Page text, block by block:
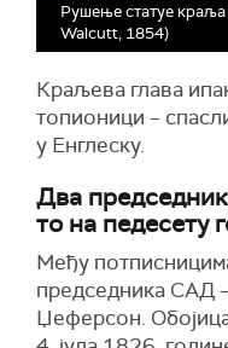
Рушење статуе
Walcutt, 1854)
Краљева глава
топионици –
у Енглеску.
Два
то на педесету
Међу
председника САД
Џеферсон.